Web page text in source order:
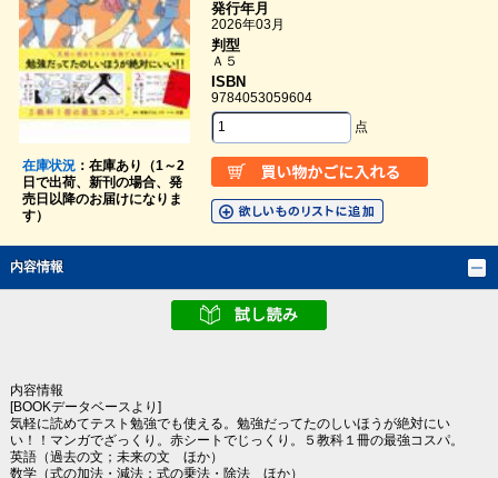
在庫状況：在庫あり（1～2
日で出荷、新刊の場合、発
売日以降のお届けになりま
す）
発行年月
2026年03月
判型
Ａ５
ISBN
9784053059604
点
内容情報
内容情報
[BOOKデータベースより]
気軽に読めてテスト勉強でも使える。勉強だってたのしいほうが絶対にい
い！！マンガでざっくり。赤シートでじっくり。５教科１冊の最強コスパ。
英語（過去の文；未来の文 ほか）
数学（式の加法・減法；式の乗法・除法 ほか）